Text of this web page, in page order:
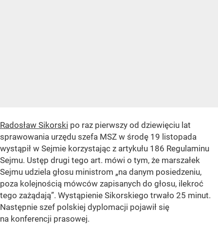
Radosław Sikorski po raz pierwszy od dziewięciu lat
sprawowania urzędu szefa MSZ w środę 19 listopada
wystąpił w Sejmie korzystając z artykułu 186 Regulaminu
Sejmu. Ustęp drugi tego art. mówi o tym, że marszałek
Sejmu udziela głosu ministrom „na danym posiedzeniu,
poza kolejnością mówców zapisanych do głosu, ilekroć
tego zażądają”. Wystąpienie Sikorskiego trwało 25 minut.
Następnie szef polskiej dyplomacji pojawił się
na konferencji prasowej.